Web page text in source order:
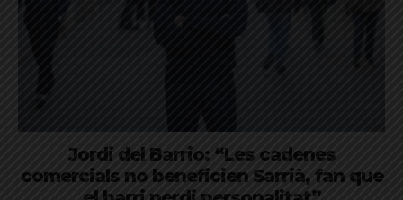
Jordi del Barrio: “Les cadenes
comercials no beneficien Sarrià, fan que